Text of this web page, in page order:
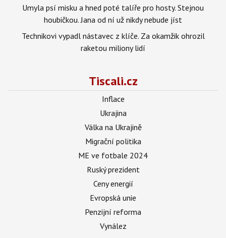
Umyla psí misku a hned poté talíře pro hosty. Stejnou
houbičkou. Jana od ní už nikdy nebude jíst
Technikovi vypadl nástavec z klíče. Za okamžik ohrozil
raketou miliony lidí
Tiscali.cz
Inflace
Ukrajina
Válka na Ukrajině
Migrační politika
ME ve fotbale 2024
Ruský prezident
Ceny energií
Evropská unie
Penzijní reforma
Vynález